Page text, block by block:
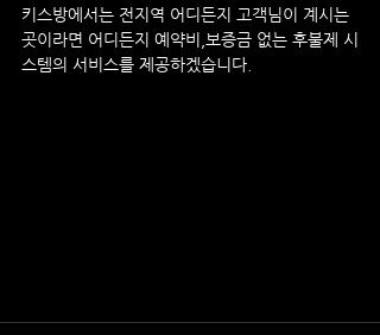
키스방에서는 전지역 어디든지 고객님이 계시는
곳이라면 어디든지 예약비,보증금 없는 후불제 시
스템의 서비스를 제공하겠습니다.